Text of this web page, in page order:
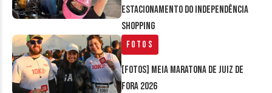
estacionamento do Independência
Shopping
Fotos
[FOTOS] Meia Maratona de Juiz de
Fora 2026